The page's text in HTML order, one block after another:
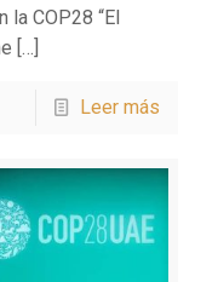
la COP28 “El
[…]
Leer más